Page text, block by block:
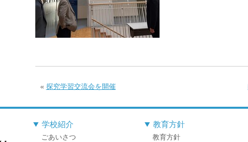
« 探究学習交流会を開催
学校紹介
ごあいさつ
教育方針
教育方針